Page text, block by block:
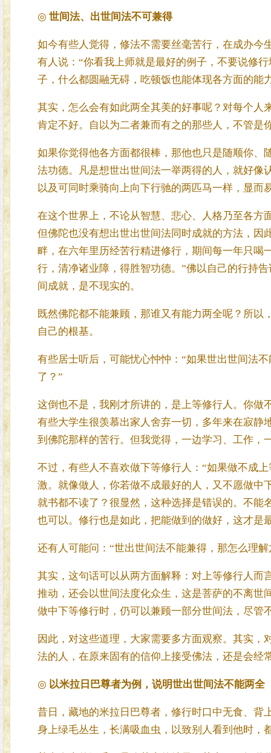
◎ 世间法、出世间法不可兼得
如今有些人觉得，修法不需要丝毫苦行，在成办今
有人说：“你看我上师就是最好的例子，不要说修
子，什么都圆融无碍，吃顿饭也能体现各方面的能
其实，怎么会有如此两全其美的好事呢？对每个人
肯定不好。自以为二者兼而有之的那些人，不管是
如果你觉得他各方面都很棒，那他也只是随顺你、
法功德。凡是想世出世间法一举两得的人，就好像
以及可同时乘骑向上向下行驰的两匹马一样，显而
在这个世界上，不论从智慧、悲心、人格乃至各方
但佛陀也没有想出世出世间法同时成就的方法，因
畔，在六年里历经苦行精进修行，期间每一年只喝
行，清净诸业障，得胜智功德。”佛以自己的行持
间成就，是不现实的。
既然佛陀都不能兼顾，那谁又有能力两全呢？所
自己的根基。
有些居士听后，可能忧心忡忡：“如果世出世间法
了？”
这倒也不是，我刚才所讲的，是上等修行人。你做
有些大学生很羡慕出家人舍弃一切，多年来在寂静
到佛陀那样的苦行。但我觉得，一边学习、工作，
不过，有些人不喜欢做下等修行人：“如果做不成
激。就像做人，你若做不成最好的人，又不愿做中
就书都不读了？很显然，这种选择是错误的。不能
也可以。修行也是如此，把能做到的做好，这才是
还有人可能问：“世出世间法不能兼得，那怎么理解
其实，这句话可以从两方面解释：对上等修行人而
推动，还会以世间法度化众生，这是菩萨的不离世
做中下等修行时，仍可以兼顾一部分世间法，尽管
因此，对这些道理，大家需要多方面观察。其实
法的人，在原来固有的信仰上接受佛法，还是会经
◎ 以米拉日巴尊者为例，说明世出世间法不能两全
昔日，藏地的米拉日巴尊者，修行时口中无食、背
身上绿毛丛生，长满吸血虫，以致别人看到他时，